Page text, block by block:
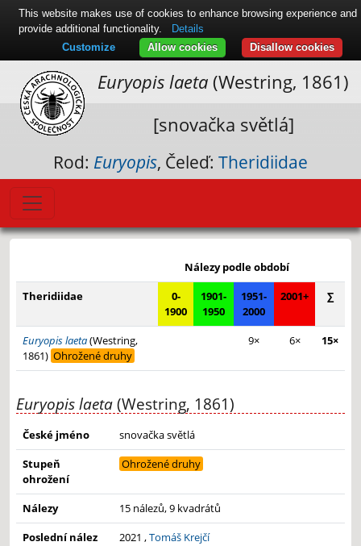
Euryopis laeta(Westring, 1861)
[snovačka světlá]
Rod: Euryopis, Čeleď: Theridiidae
−
Leaflet|© Seznam.cz a.s. a další
Nálezy podle období
Theridiidae
0-
1900
1901-
1950
1951-
2000
2001+ ∑
Euryopis laeta(Westring,
1861) Ohrožené druhy
9× 6× 15×
Euryopis laeta(Westring, 1861)
České jméno
snovačka světlá
Stupeň
ohrožení
Ohrožené druhy
Nálezy
15 nálezů, 9 kvadrátů
Poslední nález
2021 ,Tomáš Krejčí
This website makes use of cookies to enhance browsing experience and
provide additional functionality.
Details
Disallow cookies
Allow cookies
Customize